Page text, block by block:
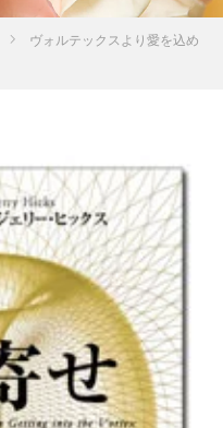
ヴォルテックスより愛を込め